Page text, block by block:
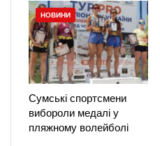
НОВИНИ
Сумські спортсмени
вибороли медалі у
пляжному волейболі